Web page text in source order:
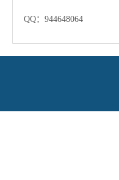
QQ：944648064